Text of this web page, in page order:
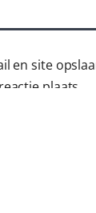
en site
plaats.